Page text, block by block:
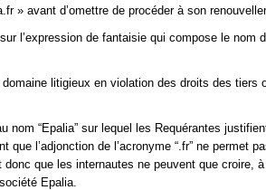
» avant d’omettre de procéder à son
l’expression de fantaisie qui compose le nom
litigieux en violation des droits des tiers
nom “Epalia” sur lequel les Requérantes
l’adjonction de l’acronyme “.fr” ne permet
que les internautes ne peuvent que croire,
Epalia.